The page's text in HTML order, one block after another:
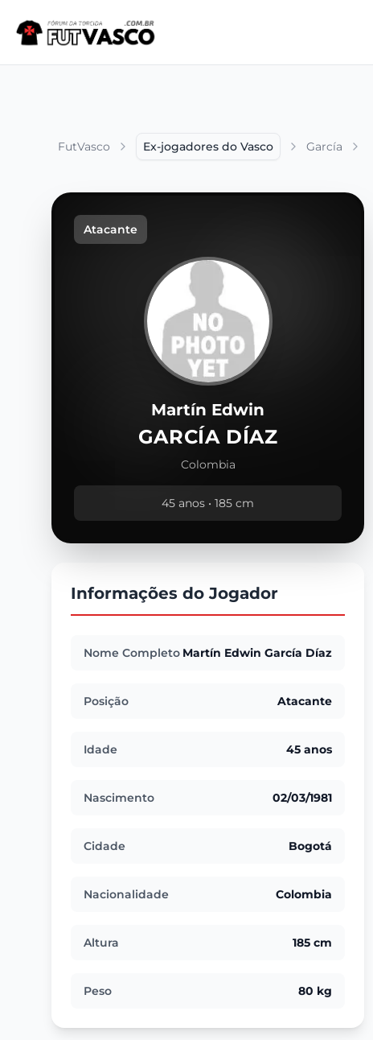
FutVasco Ex-jogadores do Vasco García
Atacante
Martín Edwin
GARCÍA DÍAZ
Colombia
45 anos • 185 cm
Informações do Jogador
Nome Completo Martín Edwin García Díaz
Posição Atacante
Idade 45 anos
Nascimento 02/03/1981
Cidade Bogotá
Nacionalidade Colombia
Altura 185 cm
Peso 80 kg